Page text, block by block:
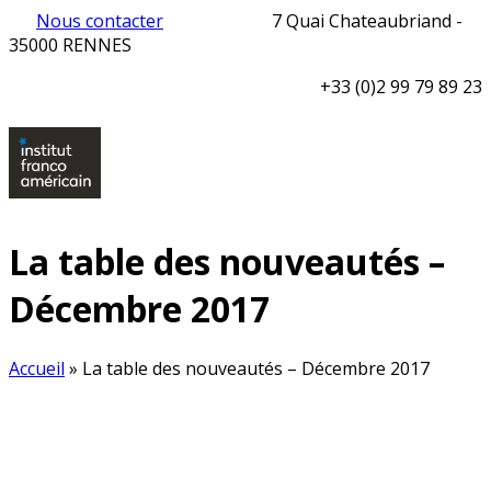
Nous contacter
7 Quai Chateaubriand -
35000 RENNES
+33 (0)2 99 79 89 23
La table des nouveautés –
Décembre 2017
Accueil » La table des nouveautés – Décembre 2017